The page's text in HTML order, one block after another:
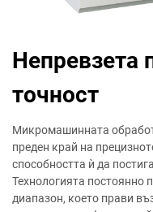
Непревзета
точност
Микромашинната
преден край на
способността ѝ да
Технологията
диапазон, което прави